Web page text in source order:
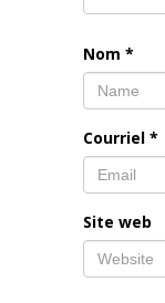
Nom *
Courriel *
Site web